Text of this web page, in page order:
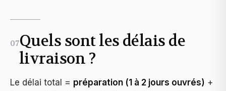
07Quels sont les délais de
livraison ?
Le délai total = préparation (1 à 2 jours ouvrés) +